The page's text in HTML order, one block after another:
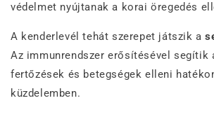
védelmet nyújtanak a korai öregedés
A kenderlevél tehát szerepet játszik a
Az immunrendszer erősítésével segítik
fertőzések és betegségek elleni
küzdelemben.